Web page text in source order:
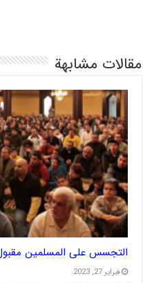
مقالات مشابهة
التجسس على المسلمين
فبراير 27, 2023